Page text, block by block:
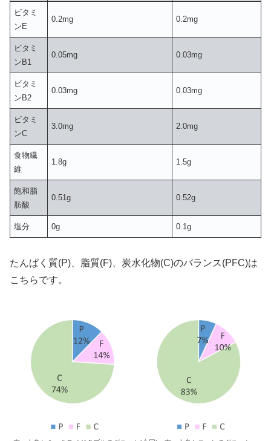
ビタミ
ンE
0.2mg 0.2mg
ビタミ
ンB1
0.05mg 0.03mg
ビタミ
ンB2
0.03mg 0.03mg
ビタミ
ンC
3.0mg 2.0mg
食物繊
維
1.8g 1.5g
飽和脂
肪酸
0.51g 0.52g
塩分 0g 0.1g
たんぱく質(P)、脂質(F)、炭水化物(C)のバランス(PFC)は
こちらです。